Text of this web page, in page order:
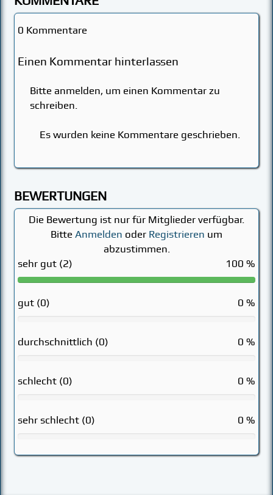
0 Kommentare
Einen Kommentar hinterlassen
Bitte anmelden, um einen Kommentar zu
schreiben.
Es wurden keine Kommentare geschrieben.
BEWERTUNGEN
Die Bewertung ist nur für Mitglieder verfügbar.
Bitte Anmelden oder Registrieren um
abzustimmen.
sehr gut (2)
100 %
gut (0) 0 %
durchschnittlich (0) 0 %
schlecht (0) 0 %
sehr schlecht (0) 0 %